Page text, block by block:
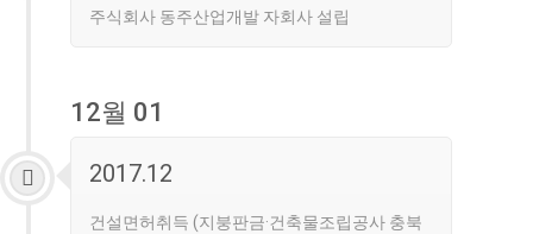
주식회사 동주산업개발 자회사 설립
12월 01
2017.12
건설면허취득 (지붕판금·건축물조립공사 충북